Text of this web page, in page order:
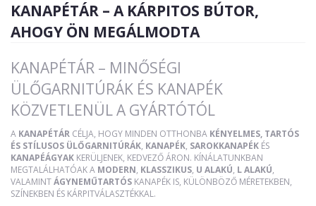
KANAPÉTÁR – A KÁRPITOS BÚTOR,
AHOGY ÖN MEGÁLMODTA
KANAPÉTÁR – MINŐSÉGI
ÜLŐGARNITÚRÁK ÉS KANAPÉK
KÖZVETLENÜL A GYÁRTÓTÓL
A KANAPÉTÁR CÉLJA, HOGY MINDEN OTTHONBA KÉNYELMES, TARTÓS
ÉS STÍLUSOS ÜLŐGARNITÚRÁK, KANAPÉK, SAROKKANAPÉK ÉS
KANAPÉÁGYAK KERÜLJENEK, KEDVEZŐ ÁRON. KÍNÁLATUNKBAN
MEGTALÁLHATÓAK A MODERN, KLASSZIKUS, U ALAKÚ, L ALAKÚ,
VALAMINTÁGYNEMŰTARTÓS KANAPÉK IS, KÜLÖNBÖZŐ MÉRETEKBEN,
SZÍNEKBEN ÉS KÁRPITVÁLASZTÉKKAL.